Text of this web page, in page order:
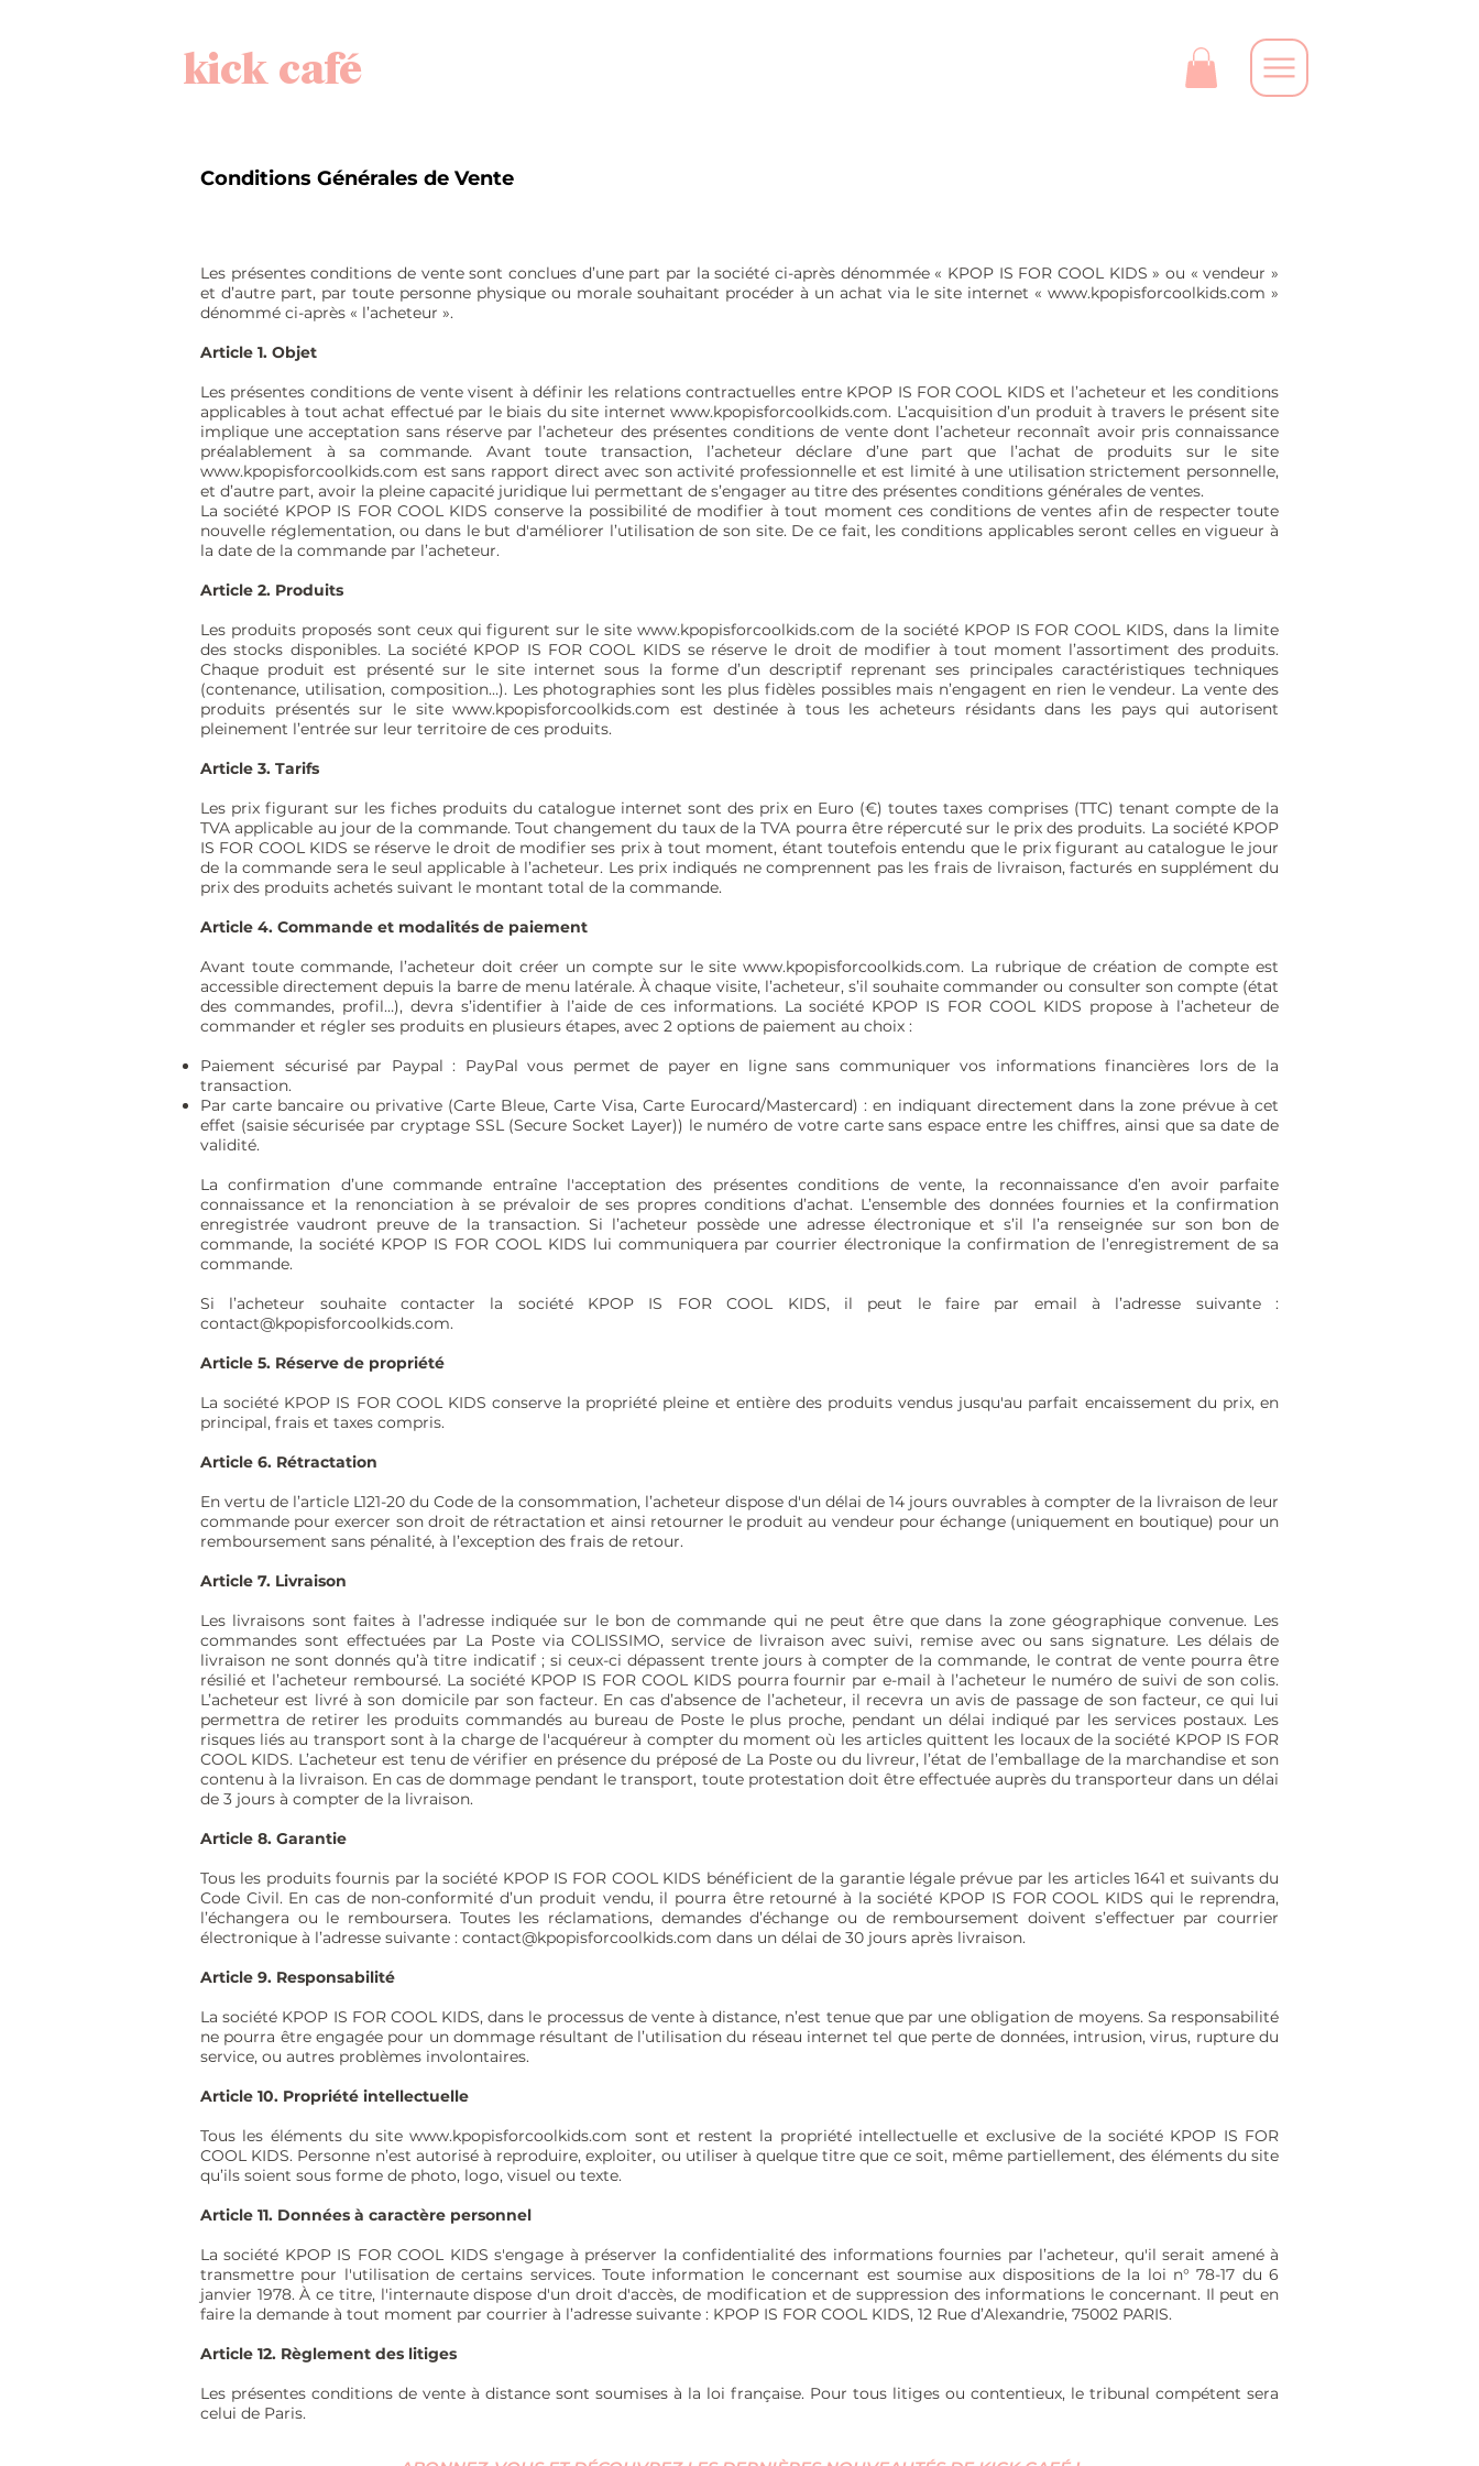
kick café
Conditions Générales de Vente
Les présentes conditions de vente sont conclues d’une part par la société ci-après dénommée « KPOP IS FOR COOL KIDS » ou « vendeur »
et d’autre part, par toute personne physique ou morale souhaitant procéder à un achat via le site internet « www.kpopisforcoolkids.com »
dénommé ci-après « l’acheteur ».
Article 1. Objet
Les présentes conditions de vente visent à définir les relations contractuelles entre KPOP IS FOR COOL KIDS et l’acheteur et les conditions
applicables à tout achat effectué par le biais du site internetwww.kpopisforcoolkids.com. L’acquisition d’un produit à travers le présent site
implique une acceptation sans réserve par l’acheteur des présentes conditions de vente dont l’acheteur reconnaît avoir pris connaissance
préalablement à sa commande. Avant toute transaction, l’acheteur déclare d’une part que l’achat de produits sur le site
www.kpopisforcoolkids.com est sans rapport direct avec son activité professionnelle et est limité à une utilisation strictement personnelle,
et d’autre part, avoir la pleine capacité juridique lui permettant de s’engager au titre des présentes conditions générales de ventes.
La société KPOP IS FOR COOL KIDS conserve la possibilité de modifier à tout moment ces conditions de ventes afin de respecter toute
nouvelle réglementation, ou dans le but d'améliorer l’utilisation de son site. De ce fait, les conditions applicables seront celles en vigueur à
la date de la commande par l’acheteur.
Article 2. Produits
Les produits proposés sont ceux qui figurent sur le sitewww.kpopisforcoolkids.com de la société KPOP IS FOR COOL KIDS, dans la limite
des stocks disponibles. La société KPOP IS FOR COOL KIDS se réserve le droit de modifier à tout moment l’assortiment des produits.
Chaque produit est présenté sur le site internet sous la forme d’un descriptif reprenant ses principales caractéristiques techniques
(contenance, utilisation, composition…). Les photographies sont les plus fidèles possibles mais n’engagent en rien le vendeur. La vente des
produits présentés sur le sitewww.kpopisforcoolkids.com est destinée à tous les acheteurs résidants dans les pays qui autorisent
pleinement l’entrée sur leur territoire de ces produits.
Article 3. Tarifs
Les prix figurant sur les fiches produits du catalogue internet sont des prix en Euro (€) toutes taxes comprises (TTC) tenant compte de la
TVA applicable au jour de la commande. Tout changement du taux de la TVA pourra être répercuté sur le prix des produits. La société KPOP
IS FOR COOL KIDS se réserve le droit de modifier ses prix à tout moment, étant toutefois entendu que le prix figurant au catalogue le jour
de la commande sera le seul applicable à l’acheteur. Les prix indiqués ne comprennent pas les frais de livraison, facturés en supplément du
prix des produits achetés suivant le montant total de la commande.
Article 4. Commande et modalités de paiement
Avant toute commande, l’acheteur doit créer un compte sur le sitewww.kpopisforcoolkids.com. La rubrique de création de compte est
accessible directement depuis la barre de menu latérale. À chaque visite, l’acheteur, s’il souhaite commander ou consulter son compte (état
des commandes, profil…), devra s’identifier à l’aide de ces informations. La société KPOP IS FOR COOL KIDS propose à l’acheteur de
commander et régler ses produits en plusieurs étapes, avec 2 options de paiement au choix :
Paiement sécurisé par Paypal : PayPal vous permet de payer en ligne sans communiquer vos informations financières lors de la
transaction.
Par carte bancaire ou privative (Carte Bleue, Carte Visa, Carte Eurocard/Mastercard) : en indiquant directement dans la zone prévue à cet
effet (saisie sécurisée par cryptage SSL (Secure Socket Layer)) le numéro de votre carte sans espace entre les chiffres, ainsi que sa date de
validité.
La confirmation d’une commande entraîne l'acceptation des présentes conditions de vente, la reconnaissance d’en avoir parfaite
connaissance et la renonciation à se prévaloir de ses propres conditions d’achat. L’ensemble des données fournies et la confirmation
enregistrée vaudront preuve de la transaction. Si l’acheteur possède une adresse électronique et s’il l’a renseignée sur son bon de
commande, la société KPOP IS FOR COOL KIDS lui communiquera par courrier électronique la confirmation de l’enregistrement de sa
commande.
Si l’acheteur souhaite contacter la société KPOP IS FOR COOL KIDS, il peut le faire par email à l’adresse suivante :
contact@kpopisforcoolkids.com.
Article 5. Réserve de propriété
La société KPOP IS FOR COOL KIDS conserve la propriété pleine et entière des produits vendus jusqu'au parfait encaissement du prix, en
principal, frais et taxes compris.
Article 6. Rétractation
En vertu de l’article L121-20 du Code de la consommation, l’acheteur dispose d'un délai de 14 jours ouvrables à compter de la livraison de leur
commande pour exercer son droit de rétractation et ainsi retourner le produit au vendeur pour échange (uniquement en boutique) pour un
remboursement sans pénalité, à l’exception des frais de retour.
Article 7. Livraison
Les livraisons sont faites à l’adresse indiquée sur le bon de commande qui ne peut être que dans la zone géographique convenue. Les
commandes sont effectuées par La Poste via COLISSIMO, service de livraison avec suivi, remise avec ou sans signature. Les délais de
livraison ne sont donnés qu’à titre indicatif ; si ceux-ci dépassent trente jours à compter de la commande, le contrat de vente pourra être
résilié et l’acheteur remboursé. La société KPOP IS FOR COOL KIDS pourra fournir par e-mail à l’acheteur le numéro de suivi de son colis.
L’acheteur est livré à son domicile par son facteur. En cas d’absence de l’acheteur, il recevra un avis de passage de son facteur, ce qui lui
permettra de retirer les produits commandés au bureau de Poste le plus proche, pendant un délai indiqué par les services postaux. Les
risques liés au transport sont à la charge de l'acquéreur à compter du moment où les articles quittent les locaux de la société KPOP IS FOR
COOL KIDS. L’acheteur est tenu de vérifier en présence du préposé de La Poste ou du livreur, l’état de l’emballage de la marchandise et son
contenu à la livraison. En cas de dommage pendant le transport, toute protestation doit être effectuée auprès du transporteur dans un délai
de 3 jours à compter de la livraison.
Article 8. Garantie
Tous les produits fournis par la société KPOP IS FOR COOL KIDS bénéficient de la garantie légale prévue par les articles 1641 et suivants du
Code Civil. En cas de non-conformité d’un produit vendu, il pourra être retourné à la société KPOP IS FOR COOL KIDS qui le reprendra,
l’échangera ou le remboursera. Toutes les réclamations, demandes d’échange ou de remboursement doivent s’effectuer par courrier
électronique à l’adresse suivante : contact@kpopisforcoolkids.com dans un délai de 30 jours après livraison.
Article 9. Responsabilité
La société KPOP IS FOR COOL KIDS, dans le processus de vente à distance, n’est tenue que par une obligation de moyens. Sa responsabilité
ne pourra être engagée pour un dommage résultant de l’utilisation du réseau internet tel que perte de données, intrusion, virus, rupture du
service, ou autres problèmes involontaires.
Article 10. Propriété intellectuelle
Tous les éléments du sitewww.kpopisforcoolkids.com sont et restent la propriété intellectuelle et exclusive de la société KPOP IS FOR
COOL KIDS. Personne n’est autorisé à reproduire, exploiter, ou utiliser à quelque titre que ce soit, même partiellement, des éléments du site
qu’ils soient sous forme de photo, logo, visuel ou texte.
Article 11. Données à caractère personnel
La société KPOP IS FOR COOL KIDS s'engage à préserver la confidentialité des informations fournies par l’acheteur, qu'il serait amené à
transmettre pour l'utilisation de certains services. Toute information le concernant est soumise aux dispositions de la loi n° 78-17 du 6
janvier 1978. À ce titre, l'internaute dispose d'un droit d'accès, de modification et de suppression des informations le concernant. Il peut en
faire la demande à tout moment par courrier à l’adresse suivante : KPOP IS FOR COOL KIDS, 12 Rue d’Alexandrie, 75002 PARIS.
Article 12. Règlement des litiges
Les présentes conditions de vente à distance sont soumises à la loi française. Pour tous litiges ou contentieux, le tribunal compétent sera
celui de Paris.